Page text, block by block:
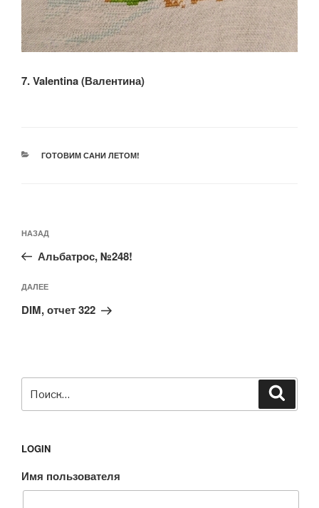
7. Valentina (Валентина)
РУБРИКИ
ГОТОВИМ САНИ ЛЕТОМ!
по
записям
Предыдущая
запись:
НАЗАД
Альбатрос, №248!
Следующая
запись
ДАЛЕЕ
DIM, отчет 322
LOGIN
Имя пользователя